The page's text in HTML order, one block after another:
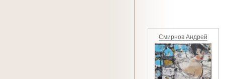
Смирнов Андрей